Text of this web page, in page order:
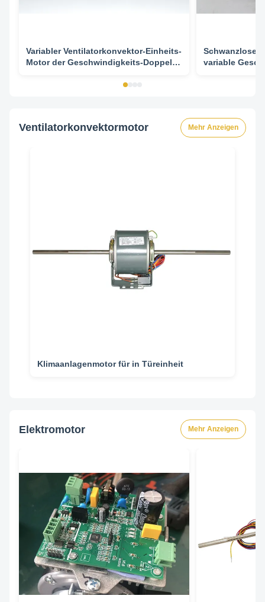
Variabler Ventilatorkonvektor-Einheits-
Motor der Geschwindigkeits-Doppelt-
Schwanzloser
variable
Ventilatorkonvektormotor Mehr Anzeigen
Klimaanlagenmotor für in Türeinheit
Elektromotor Mehr Anzeigen